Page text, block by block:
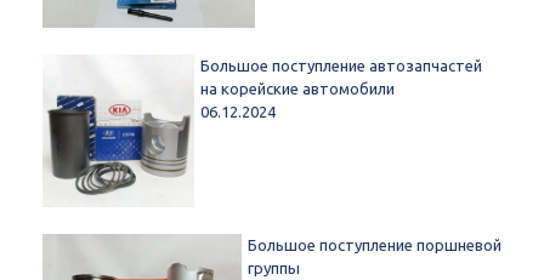
Большое поступление автозапчастей
на корейские автомобили
06.12.2024
Большое поступление поршневой
группы